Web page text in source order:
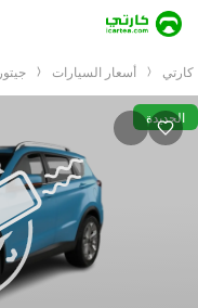
كارتي أسعار السيارات جيتور
الجديدة